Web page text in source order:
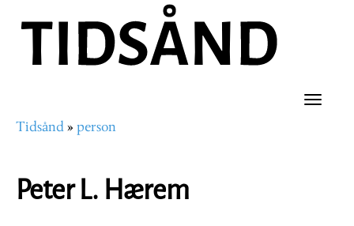
hovedinnhold
Toggle
Navigasjonssti
Tidsånd person
Peter L. Hærem